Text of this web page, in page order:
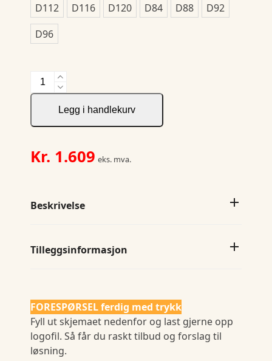
D112
D116 D120 D84 D88
D92
D96
6528
WAISTPANT
Legg i handlekurv
Kr. 1.609 eks. mva.
Beskrivelse
Tilleggsinformasjon
FORESPØRSEL ferdig med trykk
Fyll ut skjemaet nedenfor og last gjerne opp
logofil. Så får du raskt tilbud og forslag til
løsning.